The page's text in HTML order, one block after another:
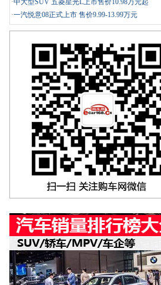
·中大型SUV 五菱星光L上市售价10.98万元起
·一汽悦意08正式上市 售价9.99-13.99万元